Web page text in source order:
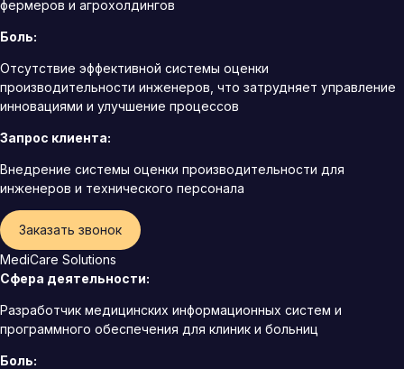
фермеров и агрохолдингов
Боль:
Отсутствие эффективной системы оценки
производительности инженеров, что затрудняет управление
инновациями и улучшение процессов
Запрос клиента:
Внедрение системы оценки производительности для
инженеров и технического персонала
Заказать звонок
MediCare Solutions
Сфера деятельности:
Разработчик медицинских информационных систем и
программного обеспечения для клиник и больниц
Боль: